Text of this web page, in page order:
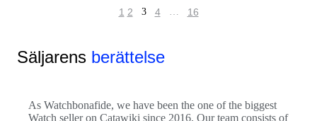
1 2 3 4 … 16
Säljarens berättelse
As Watchbonafide, we have been the one of the biggest
Watch seller on Catawiki since 2016. Our team consists of